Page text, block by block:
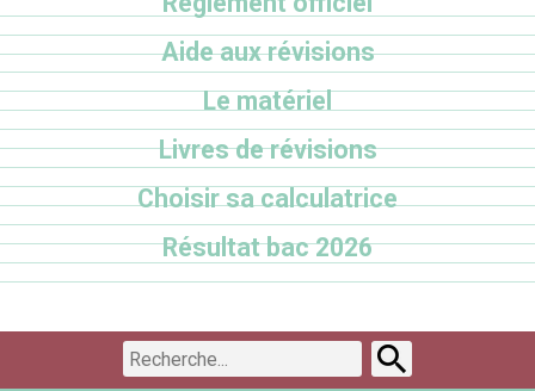
Aide aux révisions
Le matériel
Livres de révisions
Choisir sa calculatrice
Résultat bac 2026